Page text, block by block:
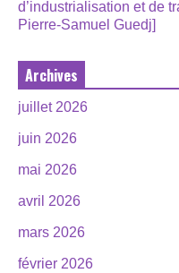
d’industrialisation et de
Pierre-Samuel Guedj]
Archives
juillet 2026
juin 2026
mai 2026
avril 2026
mars 2026
février 2026